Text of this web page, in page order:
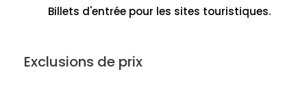
Billets d'entrée pour les sites touristiques.
Exclusions de prix